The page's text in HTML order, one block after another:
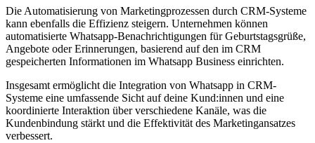
Die Automatisierung von Marketingprozessen durch CRM-Systeme
kann ebenfalls die Effizienz steigern. Unternehmen können
automatisierte Whatsapp-Benachrichtigungen für Geburtstagsgrüße,
Angebote oder Erinnerungen, basierend auf den im CRM
gespeicherten Informationen im Whatsapp Business einrichten.
Insgesamt ermöglicht die Integration von Whatsapp in CRM-
Systeme eine umfassende Sicht auf deine Kund:innen und eine
koordinierte Interaktion über verschiedene Kanäle, was die
Kundenbindung stärkt und die Effektivität des Marketingansatzes
verbessert.